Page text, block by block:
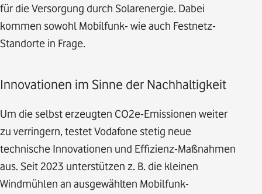
für die Versorgung durch Solarenergie. Dabei
kommen sowohl Mobilfunk- wie auch Festnetz-
Standorte in Frage.
Innovationen im Sinne der Nachhaltigkeit
Um die selbst erzeugten CO2e-Emissionen weiter
zu verringern, testet Vodafone stetig neue
technische Innovationen und Effizienz-Maßnahmen
aus. Seit 2023 unterstützen z. B. die kleinen
Windmühlen an ausgewählten Mobilfunk-